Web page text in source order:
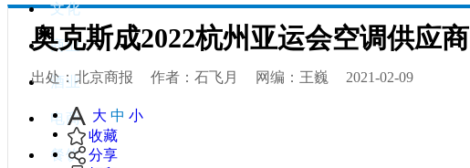
文化
商业
酒业
电商
餐饮
奥克斯成2022杭州亚运会空调供应商
出处：北京商报 作者：石飞月 网编：王巍 2021-02-09
大 中 小
收藏
分享